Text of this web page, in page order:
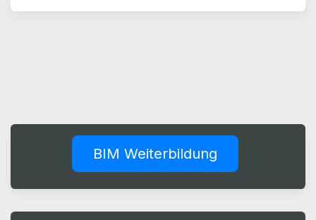
BIM Weiterbildung